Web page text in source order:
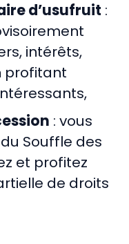
d’usufruit :
intérêts,
profitant
: vous
Souffle des
et profitez
de droits